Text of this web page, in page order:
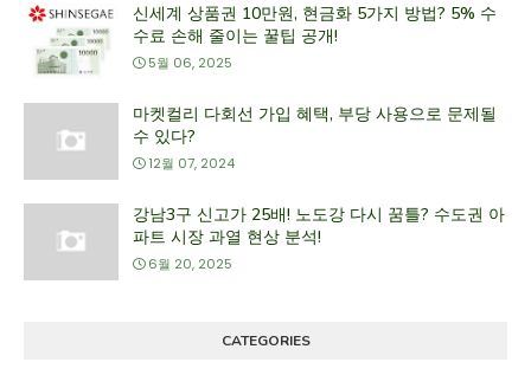
신세계 상품권 10만원, 현금화 5가지 방법? 5% 수
수료 손해 줄이는 꿀팁 공개!
5월 06, 2025
마켓컬리 다회선 가입 혜택, 부당 사용으로 문제될
수 있다?
12월 07, 2024
강남3구 신고가 25배! 노도강 다시 꿈틀? 수도권 아
파트 시장 과열 현상 분석!
6월 20, 2025
CATEGORIES